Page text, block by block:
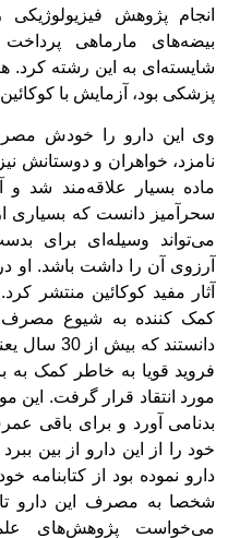
انجام پژوهش
بیضه‌های مارماهی
شایسته‌ای به این رشته کرد.
پزشکی بود، آزمایش با کوکائین
وی این دارو را خودش
نامزد، خواهران و دوستانش
ماده بسیار علاقه‌مند شد
سحرآمیز دانست که بسیاری
می‌تواند وسیله‌ای برای
آثار مفید کوکائین منتشر
کمک کننده به شیوع مصرف
فروید قویا به خاطر کمک به
مورد انتقاد قرار گرفت.
این
بدنامی آورد و برای باقی
خود را از این دارو از بین
دارو نموده بود از کتابنامه
شخصا به مصرف این دارو تا
می‌خواست پژوهش‌های